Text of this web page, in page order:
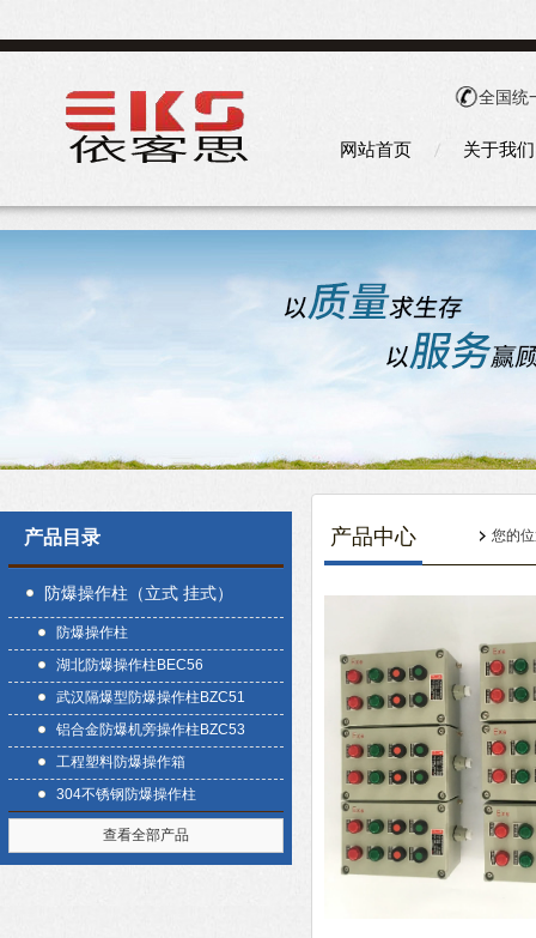
全国统
网站首页 关于我们
产品目录
防爆操作柱（立式 挂式）
防爆操作柱
湖北防爆操作柱BEC56
武汉隔爆型防爆操作柱BZC51
铝合金防爆机旁操作柱BZC53
工程塑料防爆操作箱
304不锈钢防爆操作柱
查看全部产品
产品中心 您的